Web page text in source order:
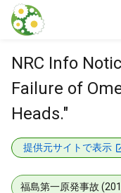
本文に飛ぶ
NRC Info
Failure of
Heads."
提供元サイトで表示
福島第一原発事故